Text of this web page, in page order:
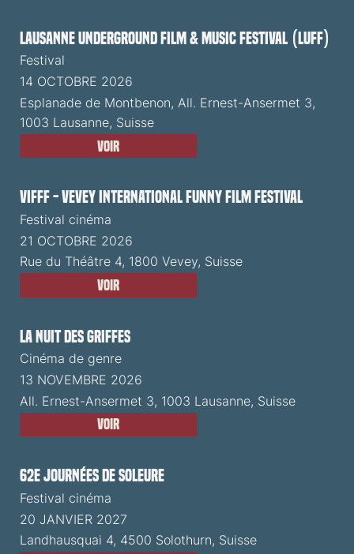
Lausanne Underground Film & Music Festival (LUFF)
Festival
14 OCTOBRE 2026
Esplanade de Montbenon, All. Ernest-Ansermet 3,
1003 Lausanne, Suisse
Voir
VIFFF - Vevey International Funny Film Festival
Festival cinéma
21 OCTOBRE 2026
Rue du Théâtre 4, 1800 Vevey, Suisse
Voir
La Nuit des Griffes
Cinéma de genre
13 NOVEMBRE 2026
All. Ernest-Ansermet 3, 1003 Lausanne, Suisse
Voir
62e Journées de Soleure
Festival cinéma
20 JANVIER 2027
Landhausquai 4, 4500 Solothurn, Suisse